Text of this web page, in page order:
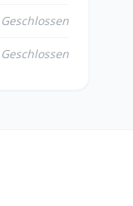
Geschlossen
Geschlossen